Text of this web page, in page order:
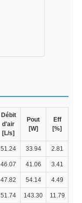
Débit
d'air
[L/s]
Pout
[W]
Eff
[%]
51.24 33.94 2.81
46.07 41.06 3.41
47.82 54.14 4.49
51.74 143.30 11.79